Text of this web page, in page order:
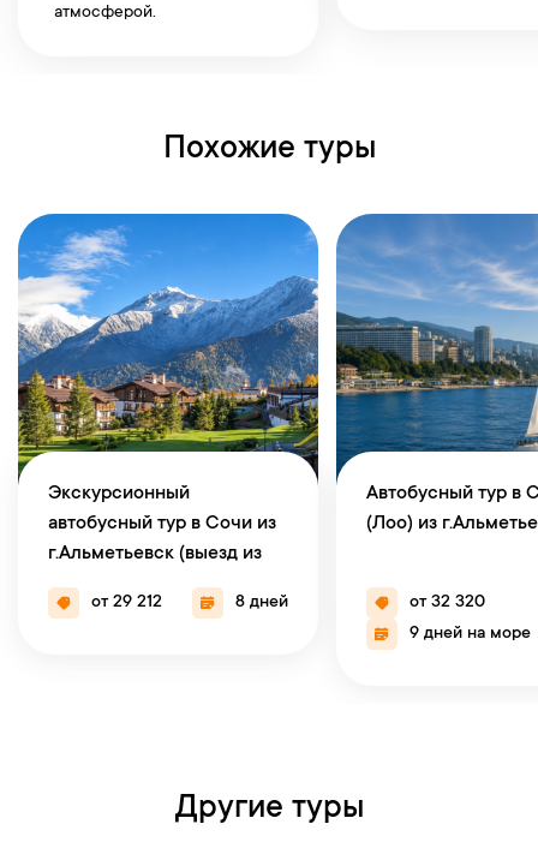
атмосферой.
Похожие туры
Экскурсионный
автобусный тур в Сочи из
г.Альметьевск (выезд из
г.Набережные Челны)
от 29 212 8 дней
Автобусный тур в
(Лоо) из
от 32 320
9 дней на море
Другие туры